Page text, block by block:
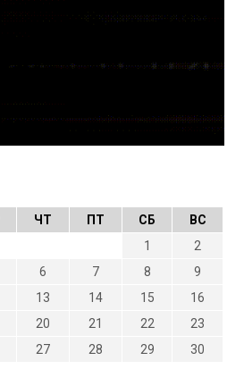
ЧТ ПТ СБ
ВС
1
2
6 7 8
9
13 14 15
16
20 21 22
23
27 28 29
30